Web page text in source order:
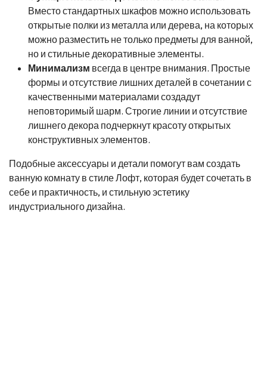
Вместо стандартных шкафов можно использовать
открытые полки из металла или дерева, на которых
можно разместить не только предметы для ванной,
но и стильные декоративные элементы.
Минимализм всегда в центре внимания. Простые
формы и отсутствие лишних деталей в сочетании с
качественными материалами создадут
неповторимый шарм. Строгие линии и отсутствие
лишнего декора подчеркнут красоту открытых
конструктивных элементов.
Подобные аксессуары и детали помогут вам создать
ванную комнату в стиле Лофт, которая будет сочетать в
себе и практичность, и стильную эстетику
индустриального дизайна.